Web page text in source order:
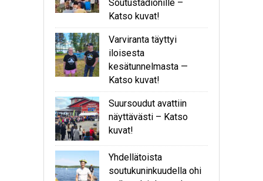
Soutustadionille –
Katso kuvat!
Varviranta täyttyi
iloisesta
kesätunnelmasta —
Katso kuvat!
Suursoudut avattiin
näyttävästi – Katso
kuvat!
Yhdellätoista
soutukuninkuudella ohi